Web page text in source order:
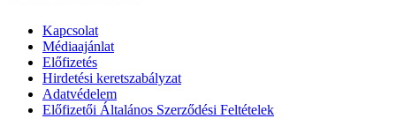
Kapcsolat
Médiaajánlat
Előfizetés
Hirdetési keretszabályzat
Adatvédelem
Előfizetői Általános Szerződési Feltételek